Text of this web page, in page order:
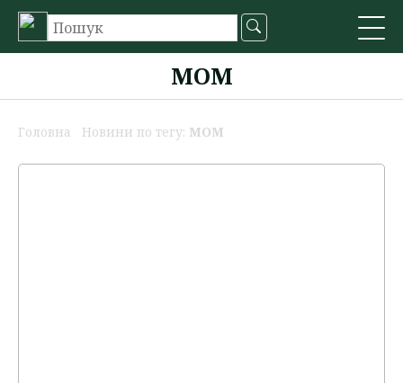
МОМ
Головна Новини по тегу: МОМ